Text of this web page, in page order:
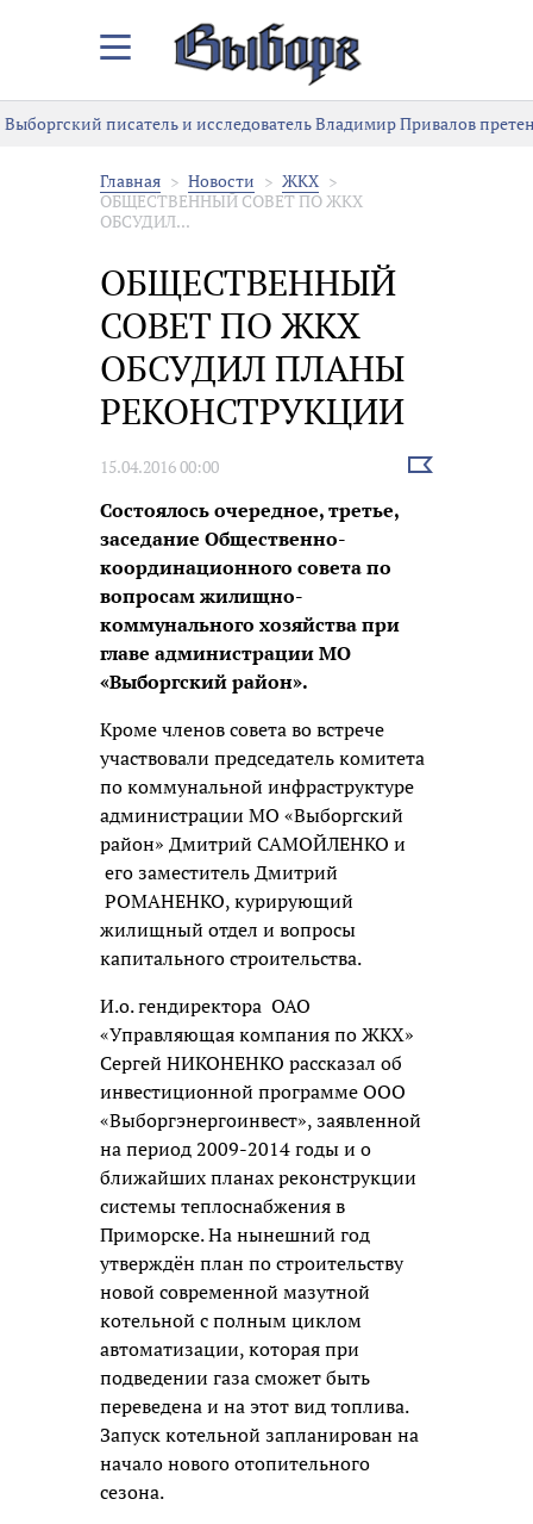
Закрыть/
меню
Выборгский писатель и исследователь Владимир Привалов
Главная Новости
ЖКХ
ОБЩЕСТВЕННЫЙ СОВЕТ ПО ЖКХ
ОБСУДИЛ...
ОБЩЕСТВЕННЫЙ
СОВЕТ ПО ЖКХ
ОБСУДИЛ ПЛАНЫ
РЕКОНСТРУКЦИИ
15.04.2016 00:00
Выбрать
Состоялось очередное, третье,
заседание Общественно-
координационного совета по
вопросам жилищно-
коммунального хозяйства при
главе администрации МО
«Выборгский район».
Кроме членов совета во встрече
участвовали председатель комитета
по коммунальной инфраструктуре
администрации МО «Выборгский
район» Дмитрий САМОЙЛЕНКО и
его заместитель Дмитрий
РОМАНЕНКО, курирующий
жилищный отдел и вопросы
капитального строительства.
И.о. гендиректора ОАО
«Управляющая компания по ЖКХ»
Сергей НИКОНЕНКО рассказал об
инвестиционной программе ООО
«Выборгэнергоинвест», заявленной
на период 2009-2014 годы и о
ближайших планах реконструкции
системы теплоснабжения в
Приморске. На нынешний год
утверждён план по строительству
новой современной мазутной
котельной с полным циклом
автоматизации, которая при
подведении газа сможет быть
переведена и на этот вид топлива.
Запуск котельной запланирован на
начало нового отопительного
сезона.